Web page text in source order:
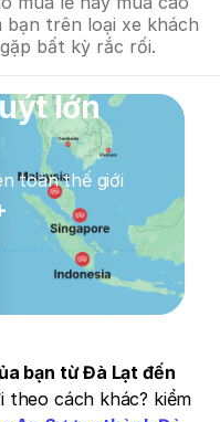
bạn trên loại xe khách
bất kỳ rắc rối.
lớn
toàn thế giới
bạn từ Đà Lạt đến
theo cách khác? kiểm